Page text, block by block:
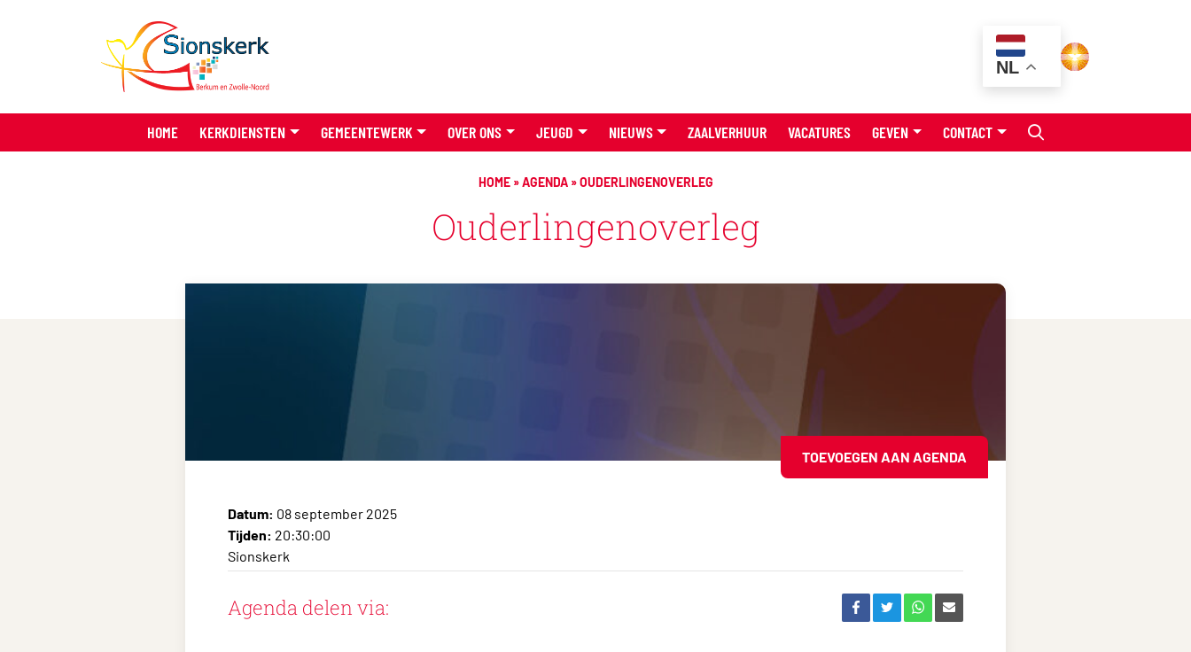
NL
HOME KERKDIENSTEN GEMEENTEWERK OVER ONS JEUGD NIEUWS ZAALVERHUUR VACATURES GEVEN CONTACT
HOME»AGENDA»OUDERLINGENOVERLEG
Ouderlingenoverleg
TOEVOEGEN AAN AGENDA
Datum: 08 september 2025
Tijden: 20:30:00
Sionskerk
Agenda delen via: